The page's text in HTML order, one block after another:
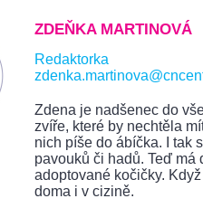
ZDEŇKA MARTINOVÁ
Redaktorka
Zdena je nadšenec do
zvíře, které by nechtěla
nich píše do ábíčka. I tak
pavouků či hadů. Teď má
adoptované kočičky.
doma i v cizině.